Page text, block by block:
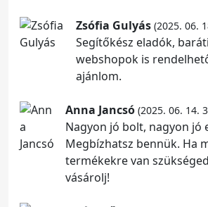
Zsófia Gulyás (2025. 06.
Segítőkész eladók,
webshopok is
ajánlom.
Anna Jancsó (2025. 06. 14.
Nagyon jó bolt, nagyon jó
Megbízhatsz bennük. Ha
termékekre van
vásárolj!